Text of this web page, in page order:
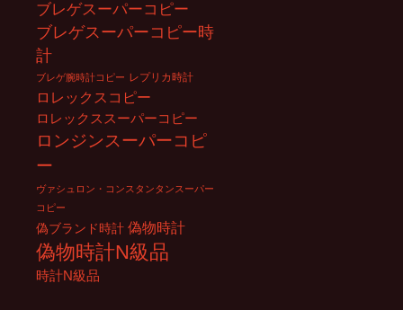
ブレゲスーパーコピー
ブレゲスーパーコピー時
計
ブレゲ腕時計コピー レプリカ時計
ロレックスコピー
ロレックススーパーコピー
ロンジンスーパーコピ
ー
ヴァシュロン・コンスタンタンスーパー
コピー
偽ブランド時計 偽物時計
偽物時計N級品
時計N級品